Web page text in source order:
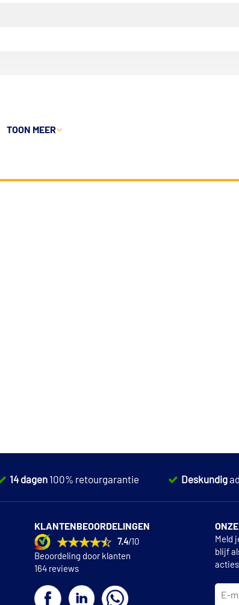
TOON MEER
14 dagen 100% retourgarantie Deskundig
KLANTENBEOORDELINGEN
7.4/10
Beoordeling door klanten
164 reviews
Meld
blijf